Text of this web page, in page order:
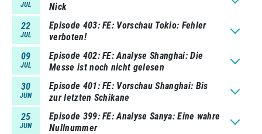
JUL
Nick
22
JUL
Episode 403 FE: Vorschau Tokio: Fehler
verboten!
09
JUL
Episode 402 FE: Analyse Shanghai: Die
Messe ist noch nicht gelesen
30
JUN
Episode 401 FE: Vorschau Shanghai: Bis
zur letzten Schikane
25
JUN
Episode 399 FE: Analyse Sanya: Eine wahre
Nullnummer